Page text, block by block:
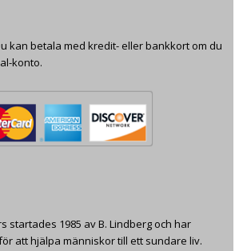
kan betala med kredit- eller bankkort om du
konto.
startades 1985 av B. Lindberg och har
att hjälpa människor till ett sundare liv.